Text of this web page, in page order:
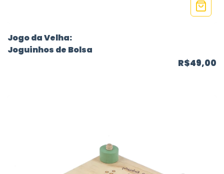
Jogo da Velha:
Joguinhos de Bolsa
R$49,00